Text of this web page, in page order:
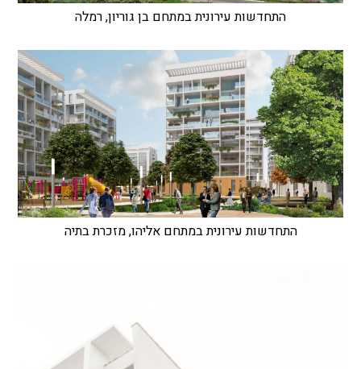
התחדשות עירונית במתחם בן גוריון, רמלה
התחדשות עירונית במתחם אליהו, מזכרת בתיה